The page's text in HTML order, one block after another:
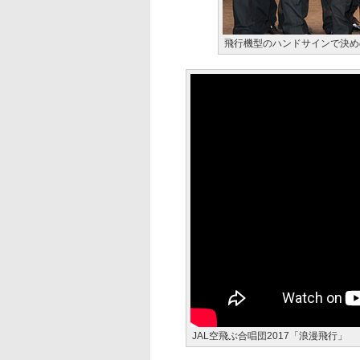
飛行機型のハンドサインで決
JAL空飛ぶ合唱団2017「浪漫飛行」